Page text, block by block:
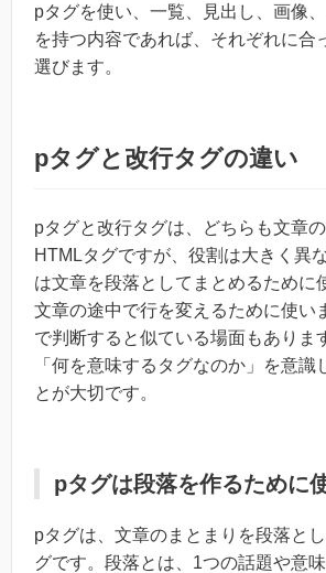
pタグを使い、一覧、見出し、画像
を持つ内容であれば、それぞれに合
選びます。
pタグと改行タグの違い
pタグと改行タグは、どちらも文章
HTMLタグですが、役割は大きく異
は文章を段落としてまとめるために
文章の途中で行を変えるために使い
で判断すると似ている場面もありま
「何を意味するタグなのか」を意識
とが大切です。
pタグは段落を作るために
pタグは、文章のまとまりを段落と
グです。段落とは、1つの話題や意